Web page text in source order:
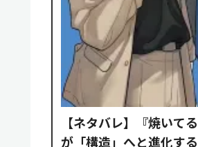
【ネタバレ】『焼いて
が「構造」へと進化す